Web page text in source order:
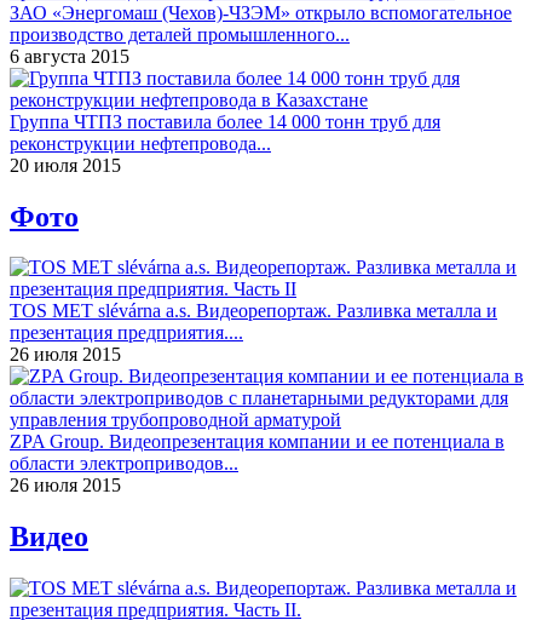
ЗАО «Энергомаш (Чехов)-ЧЗЭМ» открыло вспомогательное
производство деталей промышленного...
6 августа 2015
Группа ЧТПЗ поставила более 14 000 тонн труб для
реконструкции нефтепровода...
20 июля 2015
Фото
TOS MET slévárna a.s. Видеорепортаж. Разливка металла и
презентация предприятия....
26 июля 2015
ZPA Group. Видеопрезентация компании и ее потенциала в
области электроприводов...
26 июля 2015
Видео